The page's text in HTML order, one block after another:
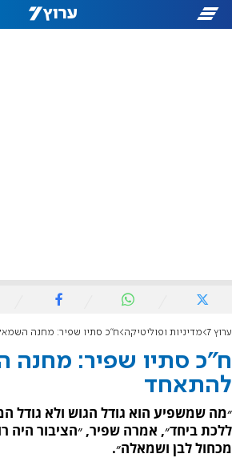
ערוץ 7 מדיניות ופוליטיקה ח״כ סתיו שפיר: מחנה
ח״כ סתיו שפיר: מחנה
להתאחד
״מה שמשפיע הוא גודל הגוש ולא גודל
ללכת ביחד״, אמרה שפיר, ״הציבור היה
מכחול לבן ושמאלה״.